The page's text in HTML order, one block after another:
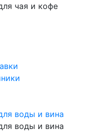
чая и кофе
воды и вина
воды и вина